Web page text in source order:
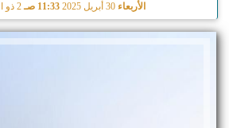
الأربعاء 30 أبريل 2025 11:33 صـ 2 ذو القعدة 1446